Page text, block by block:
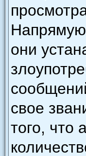
Напрямую
они
свое
того, что